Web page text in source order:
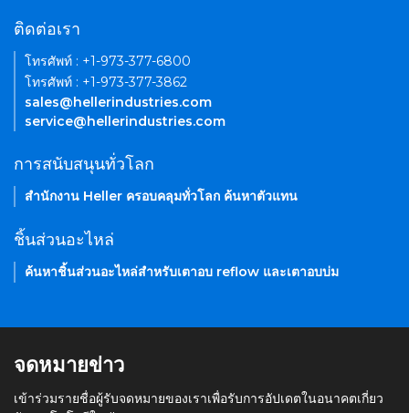
ติดต่อเรา
โทรศัพท์ : +1-973-377-6800
โทรศัพท์ : +1-973-377-3862
sales@hellerindustries.com
service@hellerindustries.com
การสนับสนุนทั่วโลก
สำนักงาน Heller ครอบคลุมทั่วโลก ค้นหาตัวแทน
ชิ้นส่วนอะไหล่
ค้นหาชิ้นส่วนอะไหล่สำหรับเตาอบ reflow และเตาอบบ่ม
จดหมายข่าว
เข้าร่วมรายชื่อผู้รับจดหมายของเราเพื่อรับการอัปเดตในอนาคตเกี่ยว